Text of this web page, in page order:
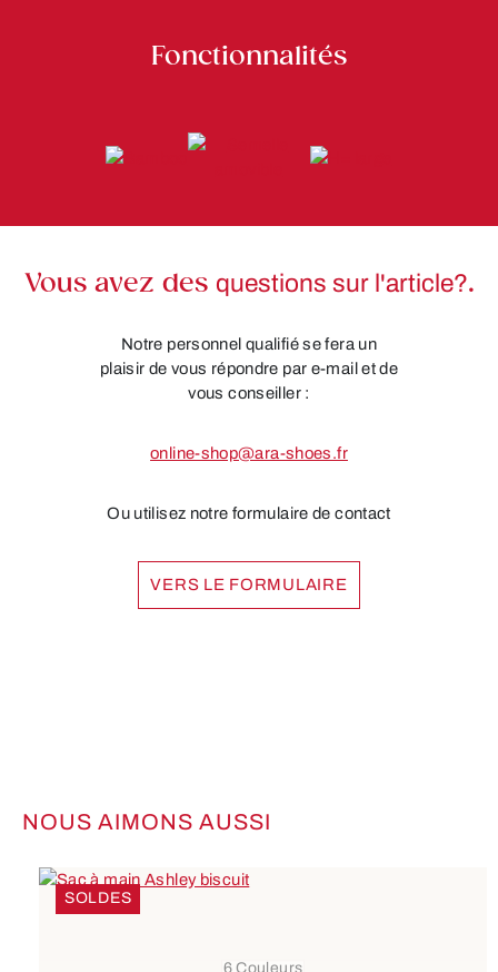
Fonctionnalités
Vous avez des questions sur l'article?.
Notre personnel qualifié se fera un
plaisir de vous répondre par e-mail et de
vous conseiller :
online-shop@ara-shoes.fr
Ou utilisez notre formulaire de contact
VERS LE FORMULAIRE
Ignorer la galerie de produits
NOUS AIMONS AUSSI
SOLDES
6 Couleurs